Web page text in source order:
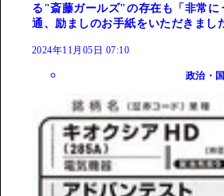
る"斎藤ガールズ"の存在も「非常に
通、励ましのお手紙をいただきまし
2024年11月05日 07:10
政治・